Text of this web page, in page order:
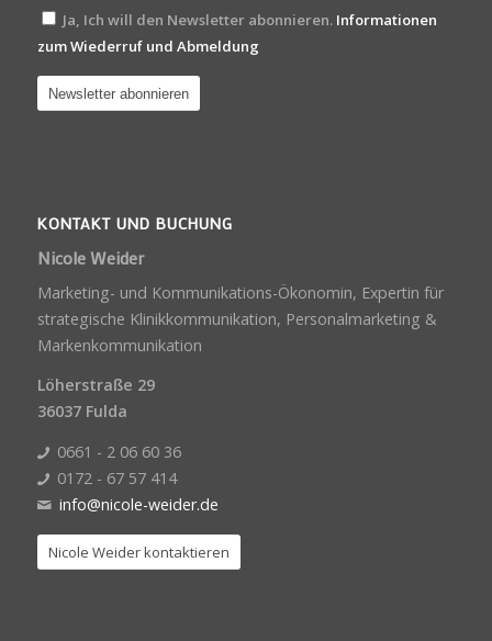
Ja, Ich will den Newsletter abonnieren. Informationen
zum Wiederruf und Abmeldung
KONTAKT UND BUCHUNG
Nicole Weider
Marketing- und Kommunikations-Ökonomin, Expertin für
strategische Klinikkommunikation, Personalmarketing &
Markenkommunikation
Löherstraße 29
36037 Fulda
0661 - 2 06 60 36
0172 - 67 57 414
info@nicole-weider.de
Nicole Weider kontaktieren